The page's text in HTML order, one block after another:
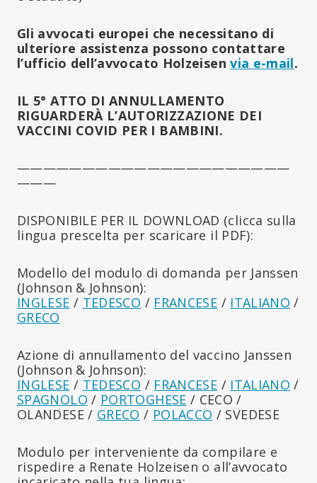
Gli avvocati europei che necessitano di
ulteriore assistenza possono contattare
l’ufficio dell’avvocato Holzeisenvia e-mail.
IL 5° ATTO DI ANNULLAMENTO
RIGUARDERÀ L’AUTORIZZAZIONE DEI
VACCINI COVID PER I BAMBINI.
—————————————————————
———
DISPONIBILE PER IL DOWNLOAD (clicca sulla
lingua prescelta per scaricare il PDF):
Modello del modulo di domanda per Janssen
(Johnson & Johnson):
INGLESE / TEDESCO / FRANCESE / ITALIANO /
GRECO
Azione di annullamento del vaccino Janssen
(Johnson & Johnson):
INGLESE / TEDESCO / FRANCESE / ITALIANO /
SPAGNOLO / PORTOGHESE / CECO /
OLANDESE / GRECO / POLACCO / SVEDESE
Modulo per interveniente da compilare e
rispedire a Renate Holzeisen o all’avvocato